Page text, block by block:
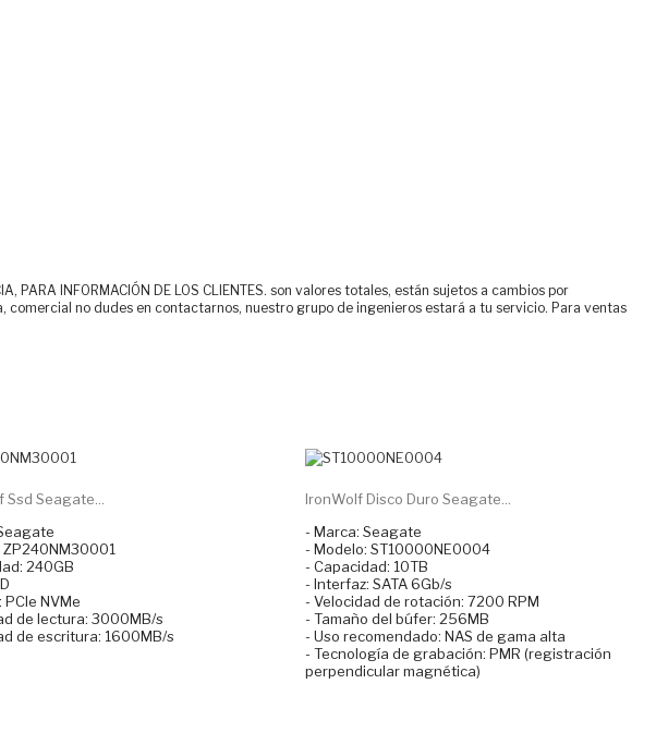
PARA INFORMACIÓN DE LOS CLIENTES. son valores totales, están sujetos a cambios por
no dudes en contactarnos, nuestro grupo de ingenieros estará a tu servicio. Para ventas
Ssd Seagate...
ZP240NM30001
240GB
NVMe
de lectura: 3000MB/s
de escritura: 1600MB/s
IronWolf Disco Duro Seagate...
- Marca: Seagate
- Modelo: ST10000NE0004
- Capacidad: 10TB
- Interfaz: SATA 6Gb/s
- Velocidad de rotación: 7200 RPM
- Tamaño del búfer: 256MB
- Uso recomendado: NAS de gama alta
- Tecnología de grabación: PMR (registración
perpendicular magnética)